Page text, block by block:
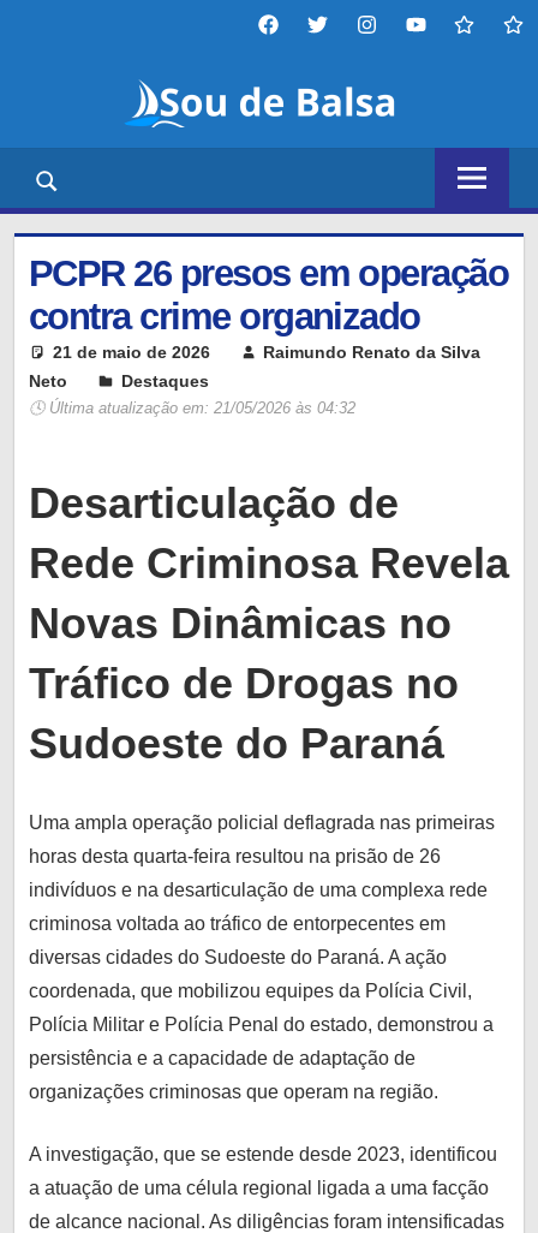
FacebooktwitterinstagramYouTubetiktok
Balsa
de
notícias,
entretenimento,
tecnologia
diversos
outros
temas,
é
mantê-
lo
informado
e
conectado
com
que
PCPR 26 presos em operação
contra crime organizado
21 de maio de 2026
Raimundo Renato da Silva
Neto
Destaques
🕓 Última atualização em: 21/05/2026 às 04:32
Desarticulação de
Rede Criminosa Revela
Novas Dinâmicas no
Tráfico de Drogas no
Sudoeste do Paraná
Uma ampla operação policial deflagrada nas primeiras
horas desta quarta-feira resultou na prisão de 26
indivíduos e na desarticulação de uma complexa rede
criminosa voltada ao tráfico de entorpecentes em
diversas cidades do Sudoeste do Paraná. A ação
coordenada, que mobilizou equipes da Polícia Civil,
Polícia Militar e Polícia Penal do estado, demonstrou a
persistência e a capacidade de adaptação de
organizações criminosas que operam na região.
A investigação, que se estende desde 2023, identificou
a atuação de uma célula regional ligada a uma facção
de alcance nacional. As diligências foram intensificadas